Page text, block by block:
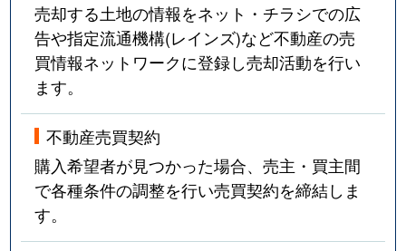
売却する土地の情報をネット・チラシでの広
告や指定流通機構(レインズ)など不動産の売
買情報ネットワークに登録し売却活動を行い
ます。
不動産売買契約
購入希望者が見つかった場合、売主・買主間
で各種条件の調整を行い売買契約を締結しま
す。